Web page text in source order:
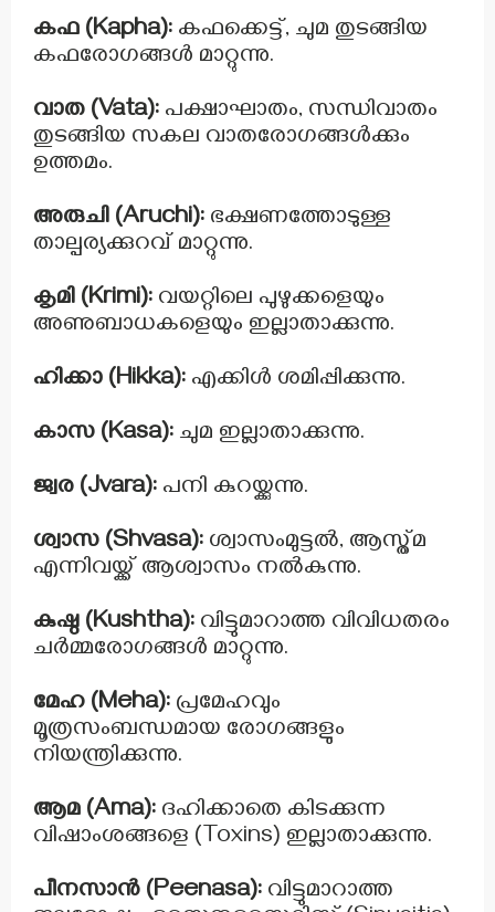
കഫ (Kapha): കഫക്കെട്ട്, ചുമ തുടങ്ങിയ
കഫരോഗങ്ങൾ മാറ്റുന്നു.
വാത (Vata): പക്ഷാഘാതം, സന്ധിവാതം
തുടങ്ങിയ സകല വാതരോഗങ്ങൾക്കും
ഉത്തമം.
അരുചി (Aruchi): ഭക്ഷണത്തോടുള്ള
താല്പര്യക്കുറവ് മാറ്റുന്നു.
കൃമി (Krimi): വയറ്റിലെ പുഴുക്കളെയും
അണുബാധകളെയും ഇല്ലാതാക്കുന്നു.
ഹിക്കാ (Hikka): എക്കിൾ ശമിപ്പിക്കുന്നു.
കാസ (Kasa): ചുമ ഇല്ലാതാക്കുന്നു.
ജ്വര (Jvara): പനി കുറയ്ക്കുന്നു.
ശ്വാസ (Shvasa): ശ്വാസംമുട്ടൽ, ആസ്ത്മ
എന്നിവയ്ക്ക് ആശ്വാസം നൽകുന്നു.
കുഷ്ഠ (Kushtha): വിട്ടുമാറാത്ത വിവിധതരം
ചർമ്മരോഗങ്ങൾ മാറ്റുന്നു.
മേഹ (Meha): പ്രമേഹവും
മൂത്രസംബന്ധമായ രോഗങ്ങളും
നിയന്ത്രിക്കുന്നു.
ആമ (Ama): ദഹിക്കാതെ കിടക്കുന്ന
വിഷാംശങ്ങളെ (Toxins) ഇല്ലാതാക്കുന്നു.
പീനസാൻ (Peenasa): വിട്ടുമാറാത്ത